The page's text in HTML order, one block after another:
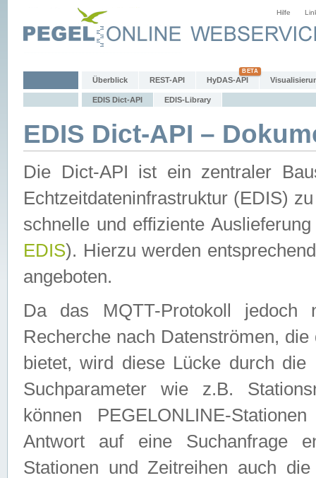
Hilfe
Überblick REST-API HyDAS-API
EDIS Dict-API EDIS-Library
EDIS Dict-API –
Die Dict-API ist ein zentraler
Echtzeitdateninfrastruktur (EDIS)
schnelle und effiziente
EDIS). Hierzu werden
angeboten.
Da das MQTT-Protokoll jedoch
Recherche nach Datenströmen,
bietet, wird diese Lücke durch die
Suchparameter wie z.B.
können PEGELONLINE-
Antwort auf eine Suchanfrage
Stationen und Zeitreihen auch